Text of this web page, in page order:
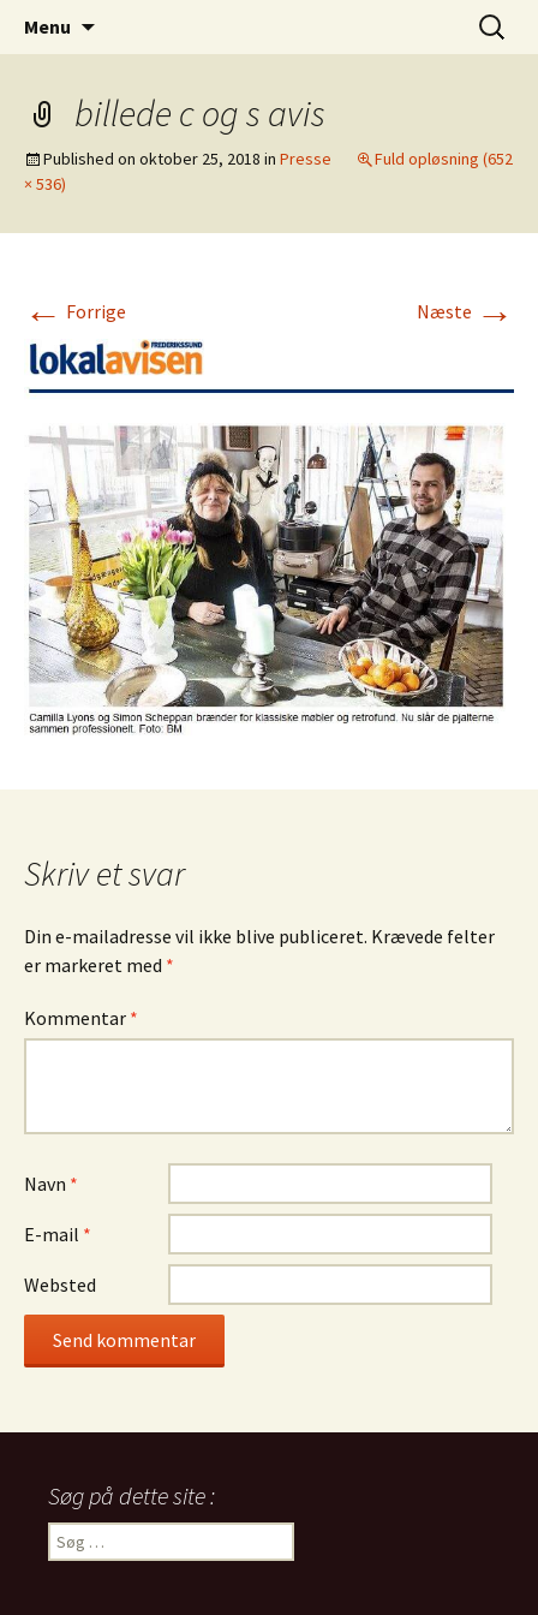
Retro-Shoppen.DK
Dansk Design fra 1940 til 1980
Menu
Søg
efter:
billede c og s avis
Published on oktober 25, 2018 in Presse
Fuld opløsning (652
× 536)
← Forrige Næste →
Skriv et svar
Din e-mailadresse vil ikke blive publiceret. Krævede felter
er markeret med *
Kommentar *
Navn *
E-mail *
Websted
Søg på dette site :
Søg
efter: